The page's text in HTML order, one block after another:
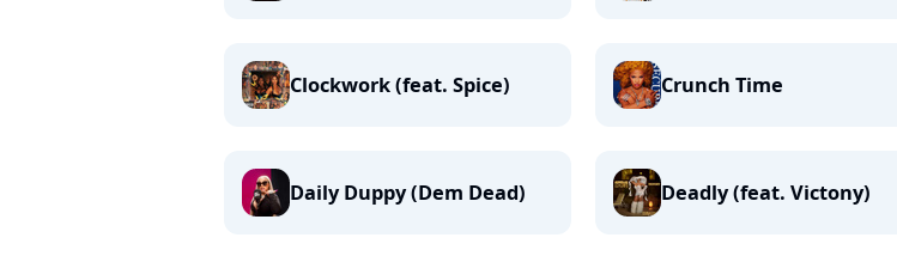
Clockwork (feat. Spice) Crunch Time
Daily Duppy (Dem Dead) Deadly (feat. Victony)